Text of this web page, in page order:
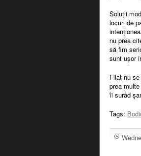
Soluții
locuri de
nu prea
să fim
sunt ușor
Filat nu
prea
îi surâd
Tags: